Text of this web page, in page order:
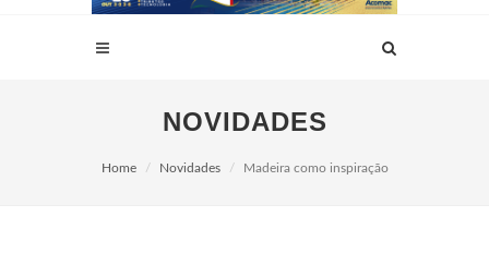
NOVIDADES
Home Novidades Madeira como inspiração